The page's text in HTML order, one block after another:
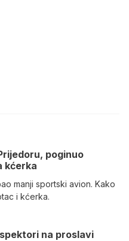
poginuo
kćerka
manji sportski avion. Kako
i kćerka.
na proslavi